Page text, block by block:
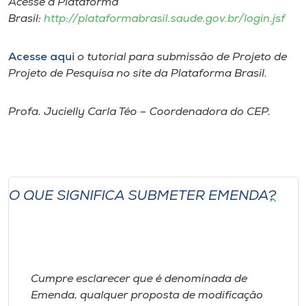
Diplomados
Cultura
Biblioteca
Rádio
Acesse a Plataforma
Brasil: http://plataformabrasil.saude.gov.br/login.jsf
Acesse aqui o tutorial para submissão de Projeto de
Projeto de Pesquisa no site da Plataforma Brasil.
Profa. Jucielly Carla Téo – Coordenadora do CEP.
O QUE SIGNIFICA SUBMETER EMENDA?
Cumpre esclarecer que é denominada de
Emenda, qualquer proposta de modificação